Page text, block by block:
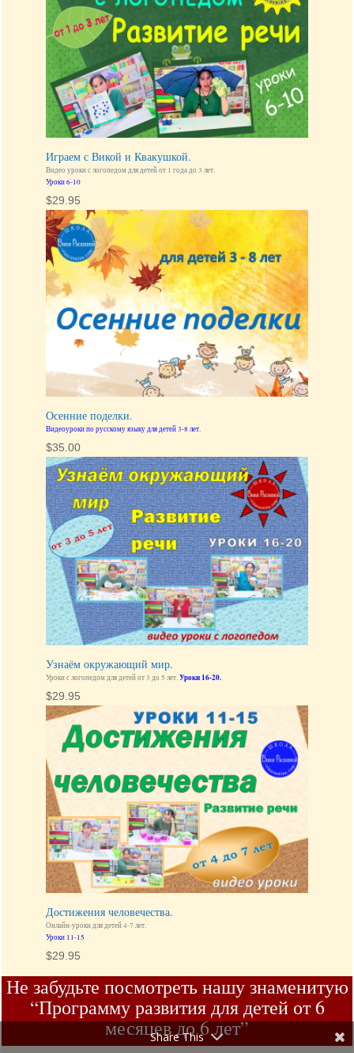
Играем с Викой и Квакушкой.
Уроки 6-10
$29.95
Осенние поделки.
Видеоуроки по русскому языку для детей 3-8 лет.
$35.00
Узнаём окружающий мир.
Уроки с логопедом для детей от 3 до 5 лет.
$29.95
Достижения человечества.
Уроки 11-15
$29.95
Не забудьте посмотреть нашу знаменитую
“Программу развития для детей от 6
Share This